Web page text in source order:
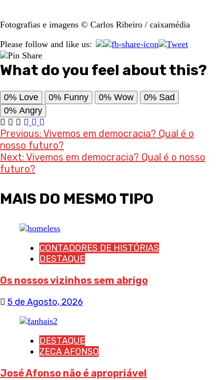
Fotografias e imagens © Carlos Ribeiro / caixamédia
Please follow and like us:
What do you feel about this?
0% Love 0% Funny 0% Wow 0% Sad
0% Angry
Post
navigation
Previous: Vivemos em democracia? Qual é o
nosso futuro?
Next: Vivemos em democracia? Qual é o nosso
futuro?
MAIS DO MESMO TIPO
CONTADORES DE HISTÓRIAS
DESTAQUE
Os nossos vizinhos sem abrigo
5 de Agosto, 2026
DESTAQUE
ZECA AFONSO
José Afonso não é apropriável